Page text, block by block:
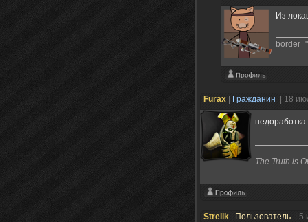
Из
Furax Гражданин | 18
недоработка
The Truth is
Strelik Пользователь |